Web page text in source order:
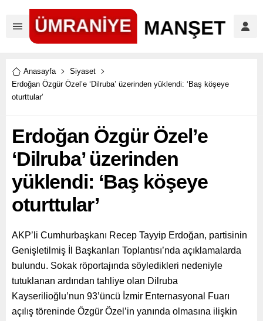
Anasayfa
Siyaset
Erdoğan Özgür Özel’e ‘Dilruba’ üzerinden yüklendi: ‘Baş köşeye
oturttular’
Erdoğan Özgür Özel’e
‘Dilruba’ üzerinden
yüklendi: ‘Baş köşeye
oturttular’
AKP’li Cumhurbaşkanı Recep Tayyip Erdoğan, partisinin
Genişletilmiş İl Başkanları Toplantısı’nda açıklamalarda
bulundu. Sokak röportajında söyledikleri nedeniyle
tutuklanan ardından tahliye olan Dilruba
Kayserilioğlu’nun 93’üncü İzmir Enternasyonal Fuarı
açılış töreninde Özgür Özel’in yanında olmasına ilişkin